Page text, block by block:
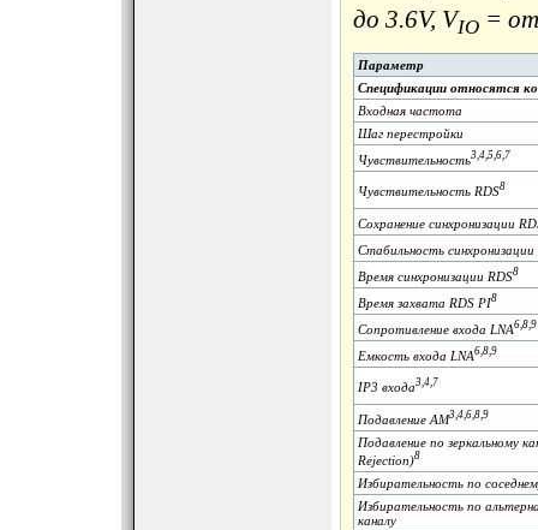
до 3.6V, VIO =
Параметр
Спецификации относятся
Входная частота
Шаг перестройки
Чувствительность3,4,5,6,7
Чувствительность RDS8
Сохранение синхронизации
Стабильность синхронизации
Время синхронизации RDS8
Время захвата RDS PI8
Сопротивление входа LNA6,8,9
Емкость входа LNA6,8,9
IP3 входа3,4,7
Подавление AM3,4,6,8,9
Подавление по зеркальному
Rejection)8
Избирательность по
Избирательность по
каналу